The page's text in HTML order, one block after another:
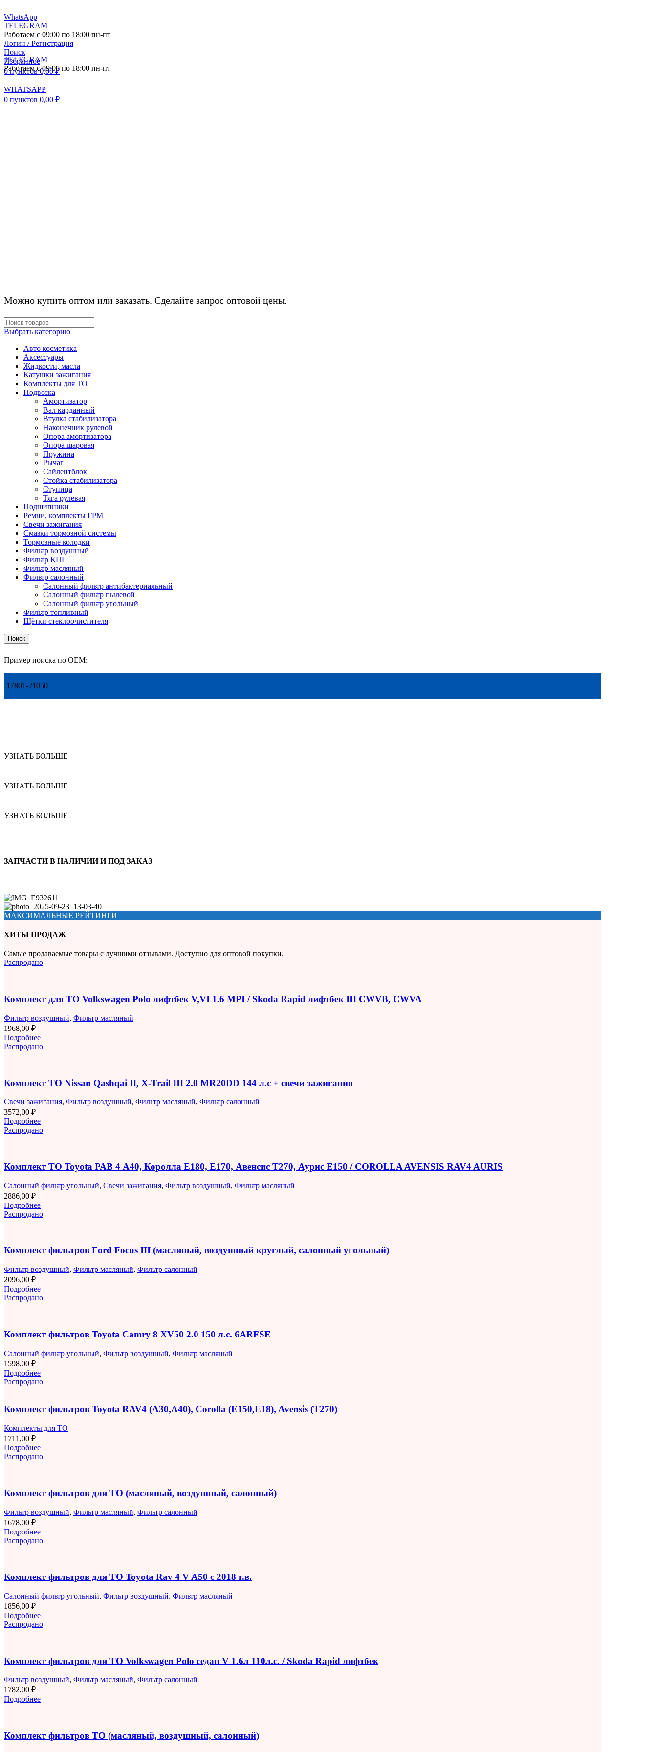
WhatsApp
TELEGRAM
Работаем с 09:00 по 18:00 пн-пт
Логин / Регистрация
Поиск
Избранное
0пунктов 0,00₽
WHATSAPP
0 пунктов 0,00 ₽
TELEGRAM
Работаем с 09:00 по 18:00 пн-пт
Можно купить оптом или заказать. Сделайте запрос оптовой цены.
Выбрать категорию
Авто косметика
Аксессуары
Жидкости, масла
Катушки зажигания
Комплекты для ТО
Подвеска
Амортизатор
Вал карданный
Втулка стабилизатора
Наконечник рулевой
Опора амортизатора
Опора шаровая
Пружина
Рычаг
Сайлентблок
Стойка стабилизатора
Ступица
Тяга рулевая
Подшипники
Ремни, комплекты ГРМ
Свечи зажигания
Смазки тормозной системы
Тормозные колодки
Фильтр воздушный
Фильтр КПП
Фильтр масляный
Фильтр салонный
Салонный фильтр антибактериальный
Салонный фильтр пылевой
Салонный фильтр угольный
Фильтр топливный
Щётки стеклоочистителя
Поиск
Пример поиска по OEM:
17801-21050
УЗНАТЬ БОЛЬШЕ
УЗНАТЬ БОЛЬШЕ
УЗНАТЬ БОЛЬШЕ
ЗАПЧАСТИ В НАЛИЧИИ И ПОД ЗАКАЗ
МАКСИМАЛЬНЫЕ РЕЙТИНГИ
ХИТЫ ПРОДАЖ
Самые продаваемые товары с лучшими отзывами. Доступно для оптовой покупки.
Распродано
Комплект для ТО Volkswagen Polo лифтбек V,VI 1.6 MPI / Skoda Rapid лифтбек III CWVB, CWVA
Фильтр воздушный, Фильтр масляный
1968,00 ₽
Подробнее
Распродано
Комплект ТО Nissan Qashqai II, X-Trail III 2.0 MR20DD 144 л.с + свечи зажигания
Свечи зажигания, Фильтр воздушный, Фильтр масляный, Фильтр салонный
3572,00 ₽
Подробнее
Распродано
Комплект ТО Toyota РАВ 4 A40, Королла E180, E170, Авенсис T270, Аурис E150 / COROLLA AVENSIS RAV4 AURIS
Салонный фильтр угольный, Свечи зажигания, Фильтр воздушный, Фильтр масляный
2886,00 ₽
Подробнее
Распродано
Комплект фильтров Ford Focus III (масляный, воздушный круглый, салонный угольный)
Фильтр воздушный, Фильтр масляный, Фильтр салонный
2096,00 ₽
Подробнее
Распродано
Комплект фильтров Toyota Camry 8 XV50 2.0 150 л.с. 6ARFSE
Салонный фильтр угольный, Фильтр воздушный, Фильтр масляный
1598,00 ₽
Подробнее
Распродано
Комплект фильтров Toyota RAV4 (A30,A40), Corolla (E150,E18), Avensis (T270)
Комплекты для ТО
1711,00 ₽
Подробнее
Распродано
Комплект фильтров для ТО (масляный, воздушный, салонный)
Фильтр воздушный, Фильтр масляный, Фильтр салонный
1678,00 ₽
Подробнее
Распродано
Комплект фильтров для ТО Toyota Rav 4 V A50 с 2018 г.в.
Салонный фильтр угольный, Фильтр воздушный, Фильтр масляный
1856,00 ₽
Подробнее
Распродано
Комплект фильтров для ТО Volkswagen Polo седан V 1.6л 110л.с. / Skoda Rapid лифтбек
Фильтр воздушный, Фильтр масляный, Фильтр салонный
1782,00 ₽
Подробнее
Комплект фильтров ТО (масляный, воздушный, салонный)